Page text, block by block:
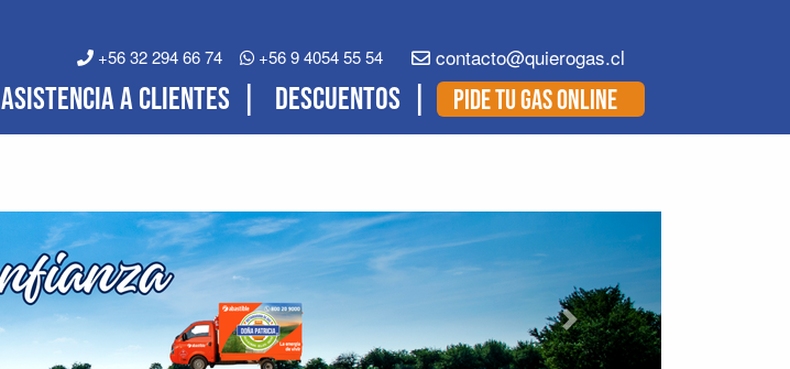
contacto@quierogas.cl
+56 9 4054 55 54
+56 32 294 66 74
PIDE TU GAS ONLINE
DESCUENTOS
ASISTENCIA A CLIENTES
Next